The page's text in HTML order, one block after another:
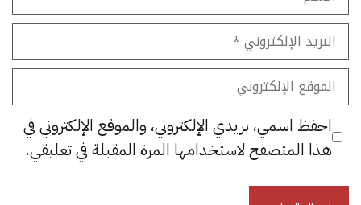
البريد
الإلكتروني
الموقع
الإلكتروني
احفظ اسمي، بريدي الإلكتروني، والموقع الإلكتروني في
هذا المتصفح لاستخدامها المرة المقبلة في تعليقي.